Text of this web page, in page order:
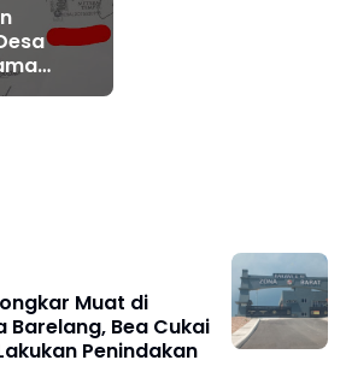
Muat di
Barelang, Bea Cukai
Penindakan